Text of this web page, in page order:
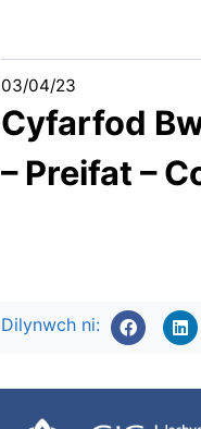
03/04/23
Cyfarfod
– Preifat –
Dilynwch ni: